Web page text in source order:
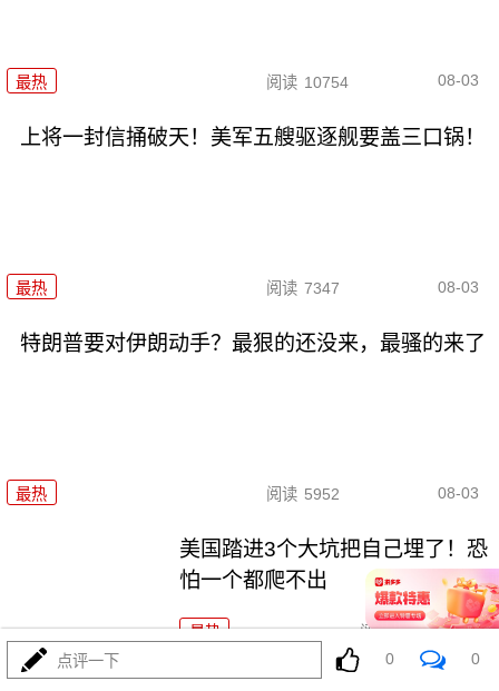
最热 阅读 10754 08-03
上将一封信捅破天！美军五艘驱逐舰要盖三口锅！
最热 阅读 7347 08-03
特朗普要对伊朗动手？最狠的还没来，最骚的来了
最热 阅读 5952 08-03
美国踏进3个大坑把自己埋了！恐
怕一个都爬不出
最热 阅读 17254
点评一下 0 0